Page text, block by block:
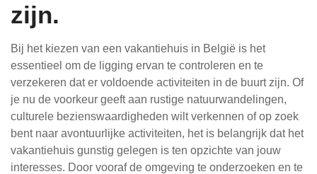
zijn.
Bij het kiezen van een vakantiehuis in België is het
essentieel om de ligging ervan te controleren en te
verzekeren dat er voldoende activiteiten in de buurt zijn. Of
je nu de voorkeur geeft aan rustige natuurwandelingen,
culturele bezienswaardigheden wilt verkennen of op zoek
bent naar avontuurlijke activiteiten, het is belangrijk dat het
vakantiehuis gunstig gelegen is ten opzichte van jouw
interesses. Door vooraf de omgeving te onderzoeken en te